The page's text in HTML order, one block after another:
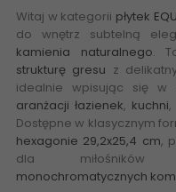
Witaj w kategorii płytek
do wnętrz subtelną
kamienia naturalnego.
strukturę gresu z
idealnie wpisując się w
aranżacji łazienek, kuchni,
Dostępne w klasycznym
hexagonie 29,2x25,4 cm,
dla
monochromatycznych